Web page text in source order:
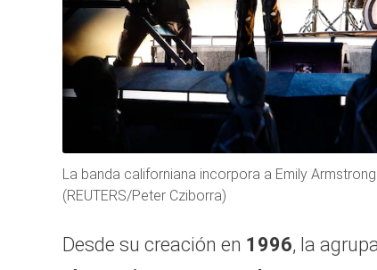
La banda californiana incorpora a Emily
(REUTERS/Peter Cziborra)
Desde su creación en 1996, la